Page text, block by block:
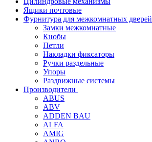
Ящики почтовые
Фурнитура для межкомнатных дверей
Замки межкомнатные
Кнобы
Петли
Накладки фиксаторы
Ручки раздельные
Упоры
Раздвижные системы
Производители
ABUS
ABV
ADDEN BAU
ALFA
AMIG